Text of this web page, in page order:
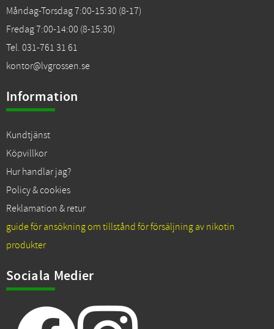
Måndag-Torsdag 7:00-15:30 (8-17)
Fredag 7:00-14:00 (8-15:30)
Tel. 031-761 31 61
kontor@lvgrossen.se
Information
Kundtjänst
Köpvillkor
Hur handlar jag?
Policy & cookies
Reklamation & retur
guide för ansökning om tillstånd för försäljning av nikotin
produkter
Sociala Medier